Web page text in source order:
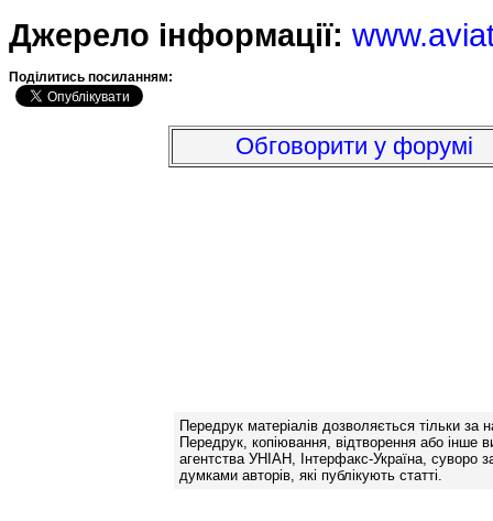
Джерело інформації:
Подiлитись посиланням:
Обговорити у форумі
Передрук матеріалів дозволяється тільки за
Передрук, копіювання, відтворення або інше
агентства УНІАН, Інтерфакс-Україна, суворо
думками авторів, які публікують статті.